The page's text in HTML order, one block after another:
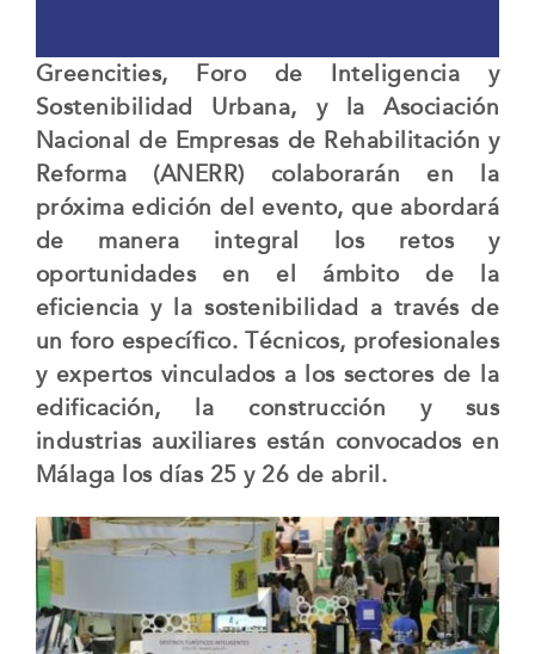
Greencities, Foro de Inteligencia y
Sostenibilidad Urbana, y la Asociación
Nacional de Empresas de Rehabilitación y
Reforma (ANERR) colaborarán en la
próxima edición del evento, que abordará
de manera integral los retos y
oportunidades en el ámbito de la
eficiencia y la sostenibilidad a través de
un foro específico. Técnicos, profesionales
y expertos vinculados a los sectores de la
edificación, la construcción y sus
industrias auxiliares están convocados en
Málaga los días 25 y 26 de abril.